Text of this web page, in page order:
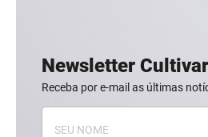
Newsletter Cultivar
Receba por e-mail as últimas